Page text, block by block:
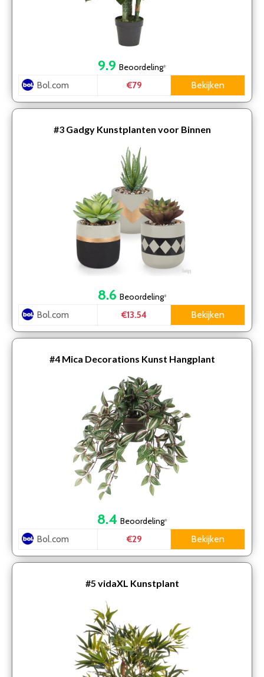
9.9 Beoordeling*
Bol.com €79 Bekijken
#3 Gadgy Kunstplanten voor Binnen
8.6 Beoordeling*
Bol.com €13.54 Bekijken
#4 Mica Decorations Kunst Hangplant
8.4 Beoordeling*
Bol.com €29 Bekijken
#5 vidaXL Kunstplant